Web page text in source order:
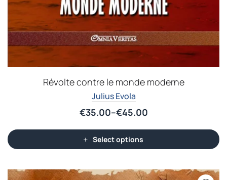
Révolte contre le monde moderne
Julius Evola
€35.00–€45.00
Select options